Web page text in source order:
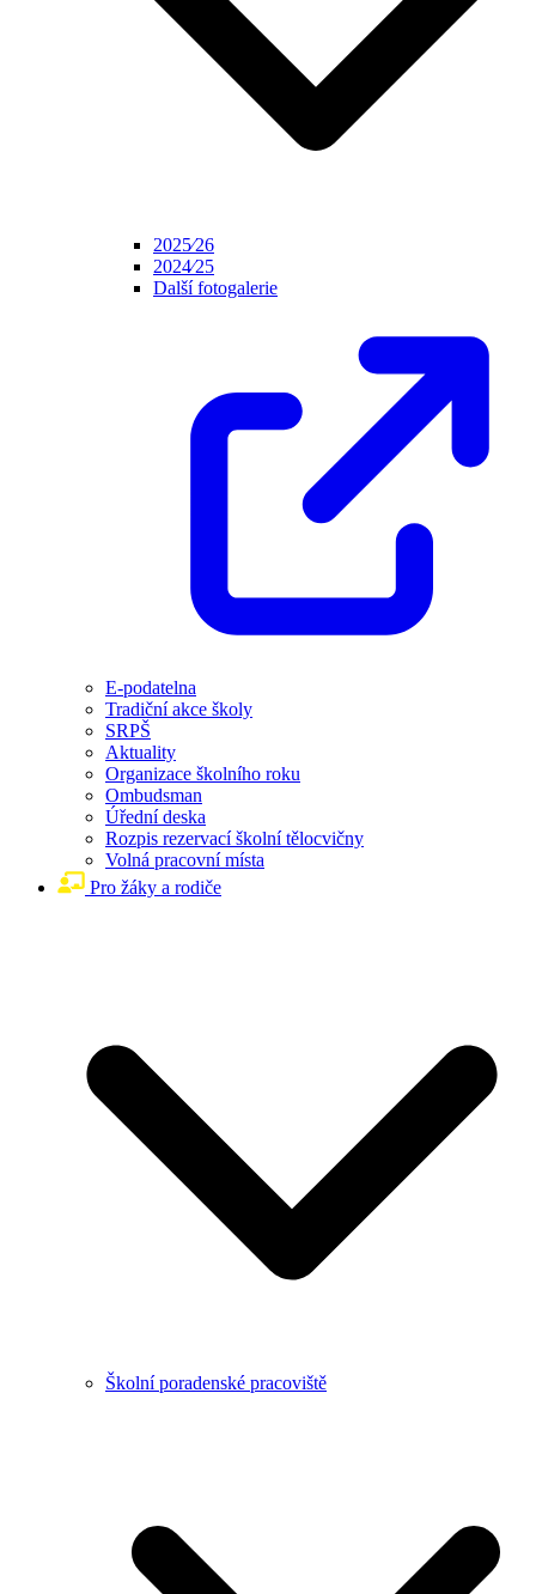
2025⁄26
2024⁄25
Další fotogalerie
E-podatelna
Tradiční akce školy
SRPŠ
Aktuality
Organizace školního roku
Ombudsman
Úřední deska
Rozpis rezervací školní tělocvičny
Volná pracovní místa
Pro žáky a rodiče
Školní poradenské pracoviště